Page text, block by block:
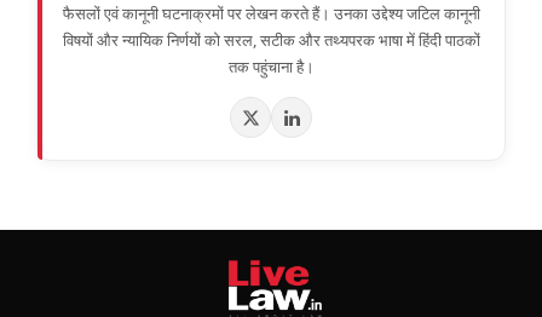
फैसलों एवं कानूनी घटनाक्रमों पर लेखन करते हैं। उनका उद्देश्य जटिल कानूनी
विषयों और न्यायिक निर्णयों को सरल, सटीक और तथ्यपरक भाषा में हिंदी पाठकों
तक पहुंचाना है।